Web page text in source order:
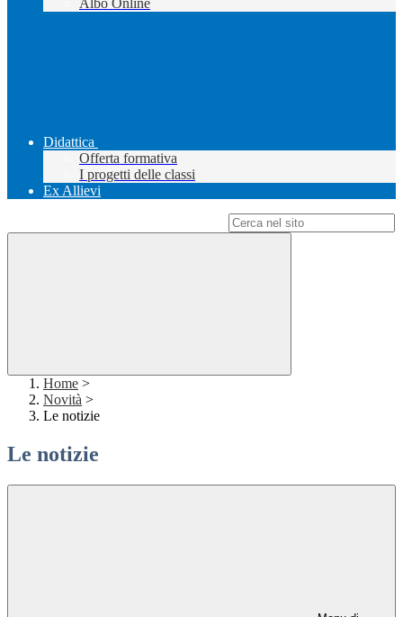
Albo Online
Didattica
Offerta formativa
I progetti delle classi
Ex Allievi
Home >
Novità >
Le notizie
Le notizie